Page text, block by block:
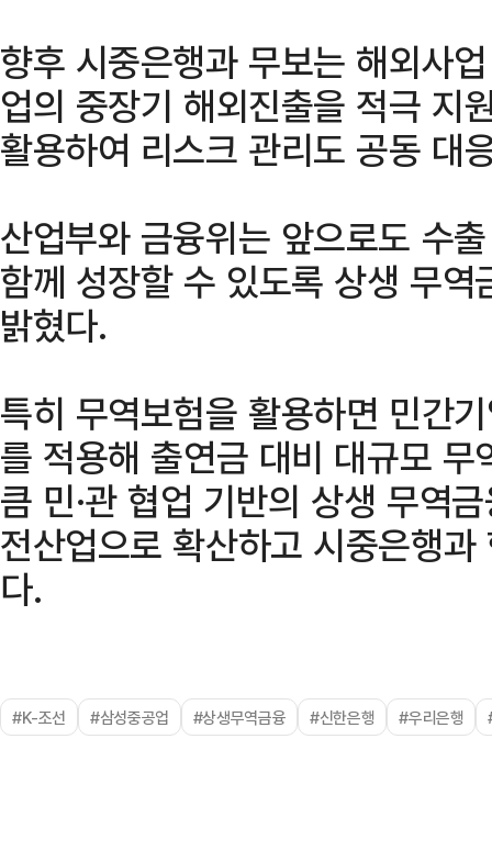
향후 시중은행과 무보는 해외사
업의 중장기 해외진출을 적극 지
활용하여 리스크 관리도 공동 대
산업부와 금융위는 앞으로도 수
함께 성장할 수 있도록 상생 무
밝혔다.
특히 무역보험을 활용하면 민간
를 적용해 출연금 대비 대규모
큼 민·관 협업 기반의 상생 무역
전산업으로 확산하고 시중은행
다.
#K-조선 #삼성중공업 #상생무역금융 #신한은행 #우리은행